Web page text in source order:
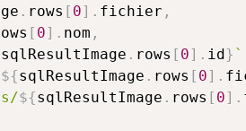
. rows [ 0] . fichier ,
[ 0] . nom ,
sqlResultImage . rows [ 0] . id } `
${sqlResultImage . rows [ 0] .
${sqlResultImage . rows [ 0] .